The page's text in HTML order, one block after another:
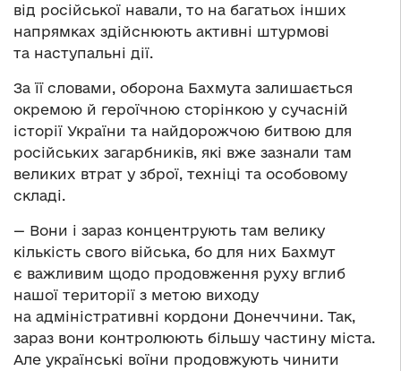
від російської навали, то на багатьох інших
напрямках здійснюють активні штурмові
та наступальні дії.
За її словами, оборона Бахмута залишається
окремою й героїчною сторінкою у сучасній
історії України та найдорожчою битвою для
російських загарбників, які вже зазнали там
великих втрат у зброї, техніці та особовому
складі.
— Вони і зараз концентрують там велику
кількість свого війська, бо для них Бахмут
є важливим щодо продовження руху вглиб
нашої території з метою виходу
на адміністративні кордони Донеччини. Так,
зараз вони контролюють більшу частину міста.
Але українські воїни продовжують чинити